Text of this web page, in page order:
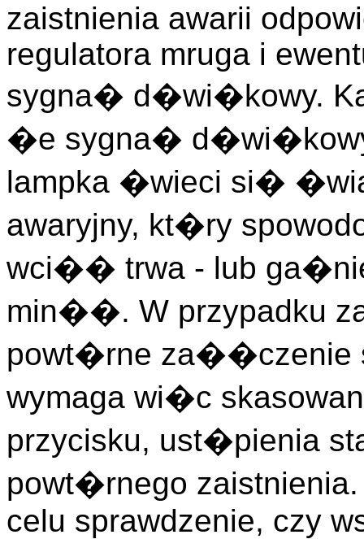
zaistnienia awarii
regulatora mruga i
sygna� d�wi�kowy.
�e sygna�
lampka �wieci si�
awaryjny, kt�ry
wci�� trwa - lub
min��. W przypadku
powt�rne
wymaga wi�c
przycisku, ust�pienia
powt�rnego
celu sprawdzenie, czy